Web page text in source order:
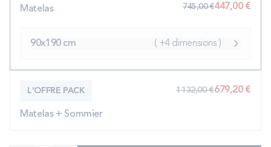
Matelas 745,00 €447,00 €
90x190 cm ( +4 dimensions )
L'OFFRE PACK
Matelas + Sommier
1 132,00 €679,20 €